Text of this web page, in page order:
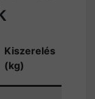
Kiszerelés
(kg)